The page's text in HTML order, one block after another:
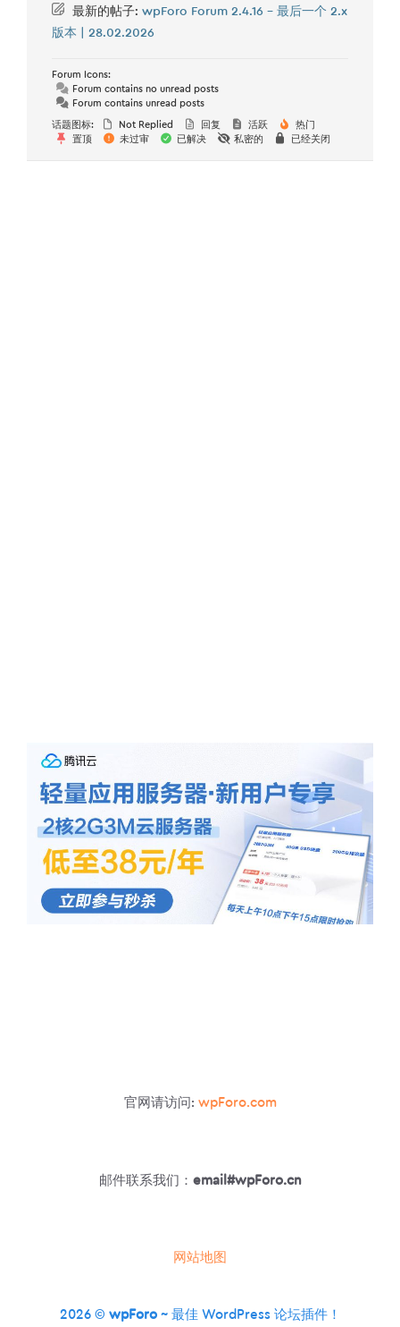
最新的帖子: wpForo Forum 2.4.16 – 最后一个 2.x
版本 | 28.02.2026
Forum Icons:
Forum contains no unread posts
Forum contains unread posts
话题图标: Not Replied 回复 活跃
热门
置顶
未过审 已解决 私密的 已经关闭
官网请访问: wpForo.com
邮件联系我们： email#wpForo.cn
网站地图
2026 © wpForo~ 最佳 WordPress 论坛插件！